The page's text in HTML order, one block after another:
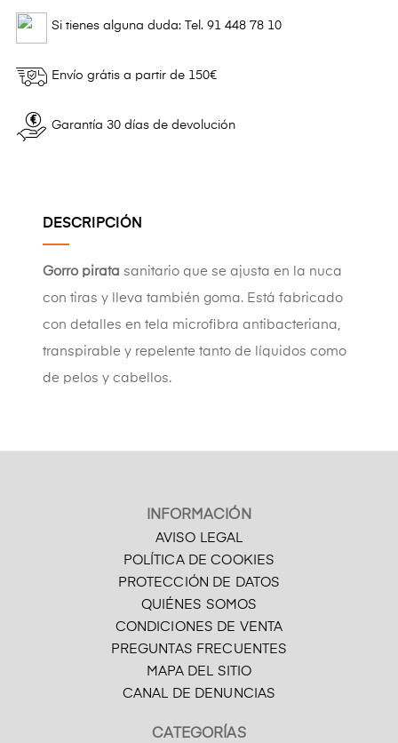
Si tienes alguna duda: Tel. 91 448 78 10
Envío grátis a partir de 150€
Garantía 30 días de devolución
DESCRIPCIÓN
Gorro pirata sanitario que se ajusta en la nuca
con tiras y lleva también goma. Está fabricado
con detalles en tela microfibra antibacteriana,
transpirable y repelente tanto de líquidos como
de pelos y cabellos.
INFORMACIÓN
AVISO LEGAL
POLÍTICA DE COOKIES
PROTECCIÓN DE DATOS
QUIÉNES SOMOS
CONDICIONES DE VENTA
PREGUNTAS FRECUENTES
MAPA DEL SITIO
CANAL DE DENUNCIAS
CATEGORÍAS